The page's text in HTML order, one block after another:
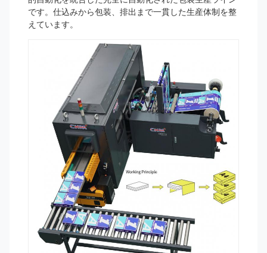
です。仕込みから包装、排出まで一貫した生産体制を整
えています。